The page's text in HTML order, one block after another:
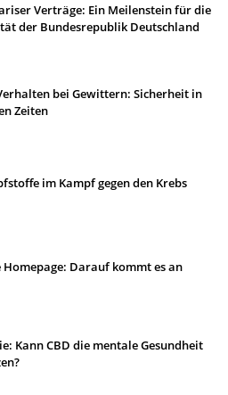
Verträge: Ein Meilenstein für die
der Bundesrepublik Deutschland
bei Gewittern: Sicherheit in
Zeiten
im Kampf gegen den Krebs
Homepage: Darauf kommt es an
Kann CBD die mentale Gesundheit